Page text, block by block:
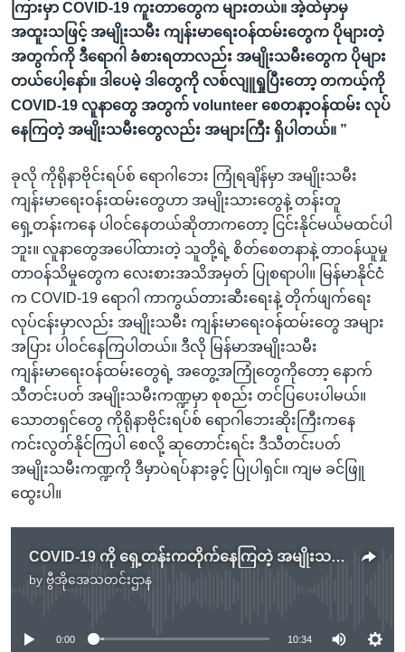
ကြားမှာ COVID-19 ကူးတာတွေက များတယ်။ အဲ့ထဲမှာမှ
အထူးသဖြင့် အမျိုးသမီး ကျန်းမာရေးဝန်ထမ်းတွေက ပိုများတဲ့
အတွက်ကို ဒီရောဂါ ခံစားရတာလည်း အမျိုးသမီးတွေက ပိုများ
တယ်ပေါ့နော်။ ဒါပေမဲ့ ဒါတွေကို လစ်လျူရှုပြီးတော့ တကယ့်ကို
COVID-19 လူနာတွေ အတွက် volunteer စေတနာ့ဝန်ထမ်း လုပ်
နေကြတဲ့ အမျိုးသမီးတွေလည်း အများကြီး ရှိပါတယ်။ ”
ခုလို ကိုရိုနာဗိုင်းရပ်စ် ရောဂါဘေး ကြုံရချိန်မှာ အမျိုးသမီး
ကျန်းမာရေးဝန်းထမ်းတွေဟာ အမျိုးသားတွေနဲ့ တန်းတူ
ရှေ့တန်းကနေ ပါဝင်နေတယ်ဆိုတာကတော့ ငြင်းနိုင်မယ်မထင်ပါ
ဘူး။ လူနာတွေအပေါ်ထားတဲ့ သူတို့ရဲ့ စိတ်စေတနာနဲ့ တာဝန်ယူမှု
တာဝန်သိမှုတွေက လေးစားအသိအမှတ် ပြုစရာပါ။ မြန်မာနိုင်ငံ
က COVID-19 ရောဂါ ကာကွယ်တားဆီးရေးနဲ့ တိုက်ဖျက်ရေး
လုပ်ငန်းမှာလည်း အမျိုးသမီး ကျန်းမာရေးဝန်ထမ်းတွေ အများ
အပြား ပါဝင်နေကြပါတယ်။ ဒီလို မြန်မာအမျိုးသမီး
ကျန်းမာရေးဝန်ထမ်းတွေရဲ့ အတွေ့အကြုံတွေကိုတော့ နောက်
သီတင်းပတ် အမျိုးသမီးကဏ္ဍမှာ စုစည်း တင်ပြပေးပါမယ်။
သောတရှင်တွေ ကိုရိုနာဗိုင်းရပ်စ် ရောဂါဘေးဆိုးကြီးကနေ
ကင်းလွတ်နိုင်ကြပါ စေလို့ ဆုတောင်းရင်း ဒီသီတင်းပတ်
အမျိုးသမီးကဏ္ဍကို ဒီမှာပဲရပ်နားခွင့် ပြုပါရှင်။ ကျမ ခင်ဖြူ
ထွေးပါ။
COVID-19 ကို ရှေ့တန်းကတိုက်နေကြတဲ့ အမျိုးသမီးများ
by ဗွီအိုအေသတင်းဌာန
No media source currently available
0:00 10:34